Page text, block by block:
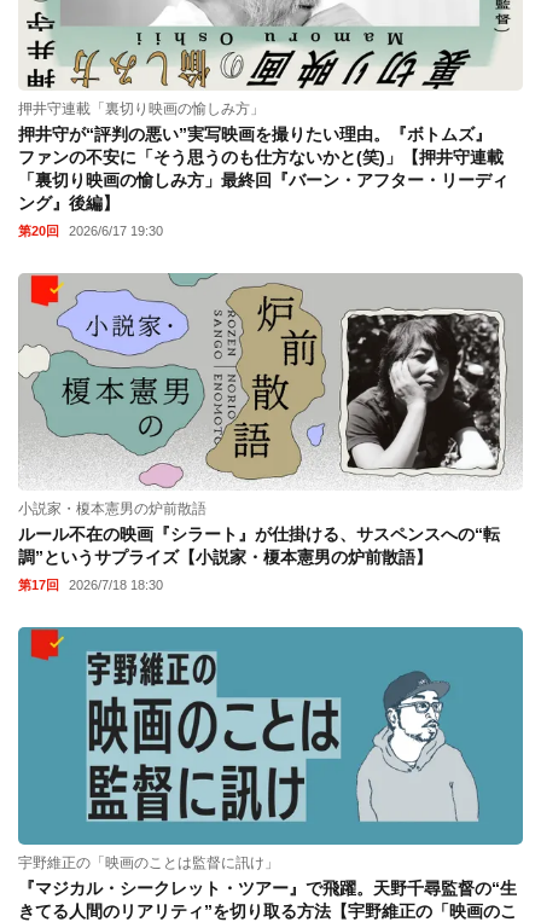
押井守連載「裏切り映画の愉しみ方」
押井守が“評判の悪い”実写映画を撮りたい理由。『ボトムズ』
ファンの不安に「そう思うのも仕方ないかと(笑)」【押井守連載
「裏切り映画の愉しみ方」最終回『バーン・アフター・リーディ
ング』後編】
第20回 2026/6/17 19:30
小説家・榎本憲男の炉前散語
ルール不在の映画『シラート』が仕掛ける、サスペンスへの“転
調”というサプライズ【小説家・榎本憲男の炉前散語】
第17回 2026/7/18 18:30
宇野維正の「映画のことは監督に訊け」
『マジカル・シークレット・ツアー』で飛躍。天野千尋監督の“生
きてる人間のリアリティ”を切り取る方法【宇野維正の「映画のこ